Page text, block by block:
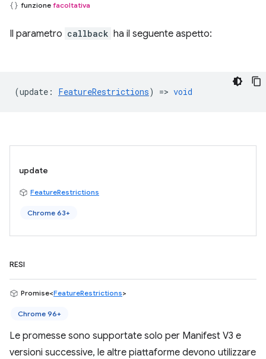
funzione facoltativa
Il parametro callback ha il seguente aspetto:
(update : FeatureRestrictions) => void
update
FeatureRestrictions
Chrome 63+
RESI
Promise<FeatureRestrictions>
Chrome 96+
Le promesse sono supportate solo per Manifest V3 e
versioni successive, le altre piattaforme devono utilizzare